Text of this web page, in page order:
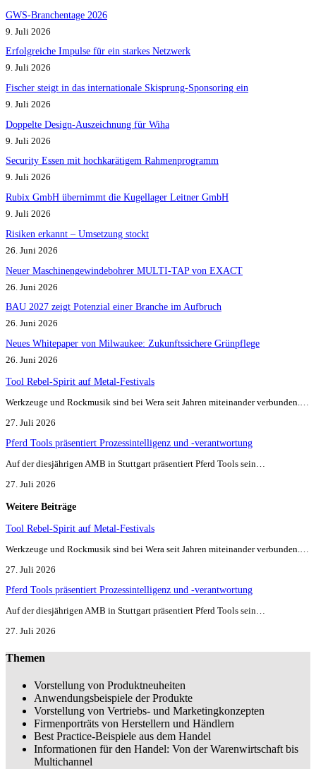
GWS-Branchentage 2026
9. Juli 2026
Erfolgreiche Impulse für ein starkes Netzwerk
9. Juli 2026
Fischer steigt in das internationale Skisprung-Sponsoring ein
9. Juli 2026
Doppelte Design-Auszeichnung für Wiha
9. Juli 2026
Security Essen mit hochkarätigem Rahmenprogramm
9. Juli 2026
Rubix GmbH übernimmt die Kugellager Leitner GmbH
9. Juli 2026
Risiken erkannt – Umsetzung stockt
26. Juni 2026
Neuer Maschinengewindebohrer MULTI-TAP von EXACT
26. Juni 2026
BAU 2027 zeigt Potenzial einer Branche im Aufbruch​
26. Juni 2026
Neues Whitepaper von Milwaukee: Zukunftssichere Grünpflege
26. Juni 2026
Tool Rebel-Spirit auf Metal-Festivals
Werkzeuge und Rockmusik sind bei Wera seit Jahren miteinander verbunden.…
27. Juli 2026
Pferd Tools präsentiert Prozessintelligenz und -verantwortung
Auf der diesjährigen AMB in Stuttgart präsentiert Pferd Tools sein…
27. Juli 2026
Weitere Beiträge
Tool Rebel-Spirit auf Metal-Festivals
Werkzeuge und Rockmusik sind bei Wera seit Jahren miteinander verbunden.…
27. Juli 2026
Pferd Tools präsentiert Prozessintelligenz und -verantwortung
Auf der diesjährigen AMB in Stuttgart präsentiert Pferd Tools sein…
27. Juli 2026
Themen
Vorstellung von Produktneuheiten
Anwendungsbeispiele der Produkte
Vorstellung von Vertriebs- und Marketingkonzepten
Firmenporträts von Herstellern und Händlern
Best Practice-Beispiele aus dem Handel
Informationen für den Handel: Von der Warenwirtschaft bis
Multichannel